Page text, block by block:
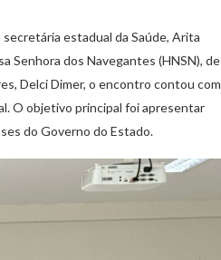
estadual da Saúde, Arita
Senhora dos Navegantes (HNSN), de
Delci Dimer, o encontro contou com
O objetivo principal foi apresentar
do Governo do Estado.